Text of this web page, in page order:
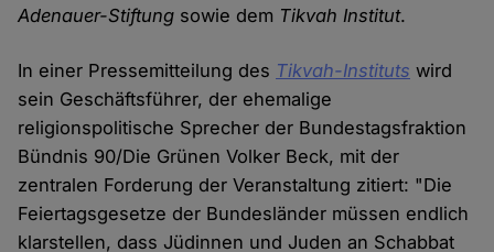
Adenauer-Stiftung sowie dem Tikvah Institut.
In einer Pressemitteilung des Tikvah-Instituts wird
sein Geschäftsführer, der ehemalige
religionspolitische Sprecher der Bundestagsfraktion
Bündnis 90/Die Grünen Volker Beck, mit der
zentralen Forderung der Veranstaltung zitiert: "Die
Feiertagsgesetze der Bundesländer müssen endlich
klarstellen, dass Jüdinnen und Juden an Schabbat